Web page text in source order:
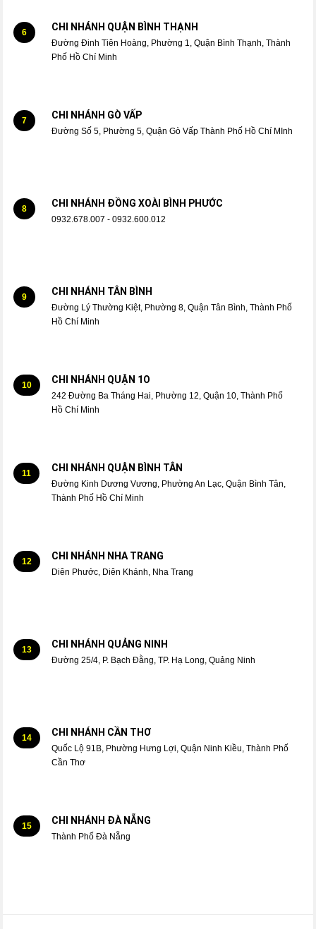
6 CHI NHÁNH QUẬN BÌNH THẠNH
Đường Đinh Tiên Hoàng, Phường 1, Quận Bình Thạnh, Thành
Phố Hồ Chí Minh
7 CHI NHÁNH GÒ VẤP
Đường Số 5, Phường 5, Quận Gò Vấp Thành Phố Hồ Chí MInh
8 CHI NHÁNH ĐỒNG XOÀI BÌNH PHƯỚC
0932.678.007 - 0932.600.012
9 CHI NHÁNH TÂN BÌNH
Đường Lý Thường Kiệt, Phường 8, Quận Tân Bình, Thành Phố
Hồ Chí Minh
10 CHI NHÁNH QUẬN 1O
242 Đường Ba Tháng Hai, Phường 12, Quận 10, Thành Phố
Hồ Chí Minh
11 CHI NHÁNH QUẬN BÌNH TÂN
Đường Kinh Dương Vương, Phường An Lạc, Quận Bình Tân,
Thành Phố Hồ Chí Minh
12 CHI NHÁNH NHA TRANG
Diên Phước, Diên Khánh, Nha Trang
13 CHI NHÁNH QUẢNG NINH
Đường 25/4, P. Bạch Đằng, TP. Hạ Long, Quảng Ninh
14 CHI NHÁNH CẦN THƠ
Quốc Lộ 91B, Phường Hưng Lợi, Quận Ninh Kiều, Thành Phố
Cần Thơ
15 CHI NHÁNH ĐÀ NẴNG
Thành Phố Đà Nẵng